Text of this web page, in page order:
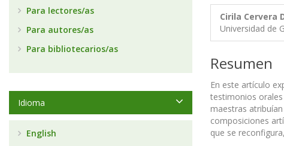
Cirila Cervera
Universidad de
Resumen
En este artículo
testimonios
maestras
composiciones
que se
Para lectores/as
Para autores/as
Para bibliotecarios/as
Idioma
English